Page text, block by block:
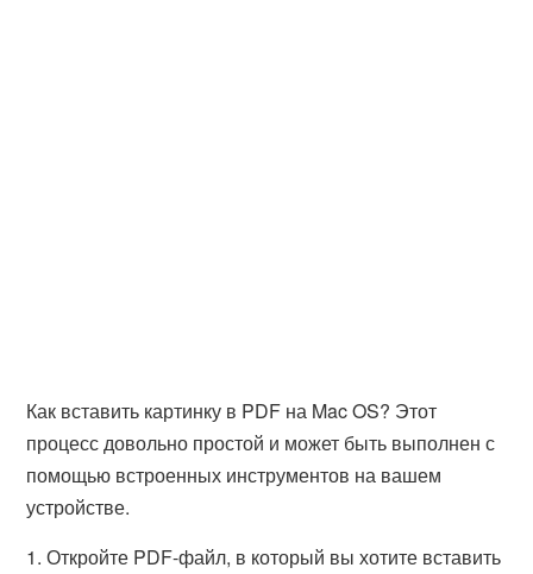
Как вставить картинку в PDF на Mac OS? Этот
процесс довольно простой и может быть выполнен с
помощью встроенных инструментов на вашем
устройстве.
1. Откройте PDF-файл, в который вы хотите вставить